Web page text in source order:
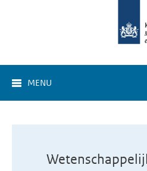
MENU